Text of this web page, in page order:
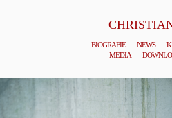
BIOGRAFIE NEWS
MEDIA